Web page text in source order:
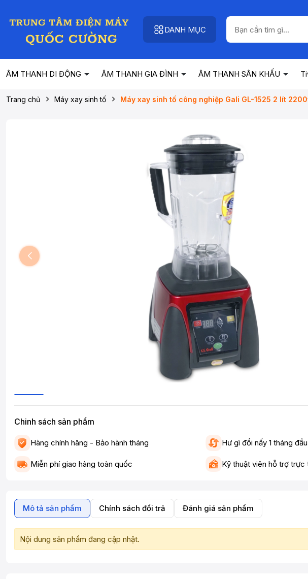
DANH MỤC
ÂM THANH DI ĐỘNG ÂM THANH GIA ĐÌNH ÂM THANH SÂN KHẤU
Trang chủ Máy xay sinh tố Máy xay sinh tố công nghiệp Gali GL-1525 2 lít
Chinh sách sản phẩm
Hàng chính hãng - Bảo hành tháng Hư gì đổi nấy 1 tháng đầu
Miễn phí giao hàng toàn quốc Kỹ thuật viên hỗ trợ trực
Mô tả sản phẩm Chính sách đổi trả Đánh giá sản phẩm
Nội dung sản phẩm đang cập nhật.